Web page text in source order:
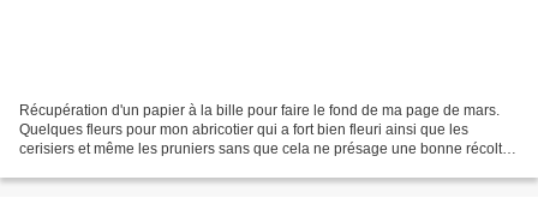
Récupération d'un papier à la bille pour faire le fond de ma page de mars.
Quelques fleurs pour mon abricotier qui a fort bien fleuri ainsi que les
cerisiers et même les pruniers sans que cela ne présage une bonne récolte,